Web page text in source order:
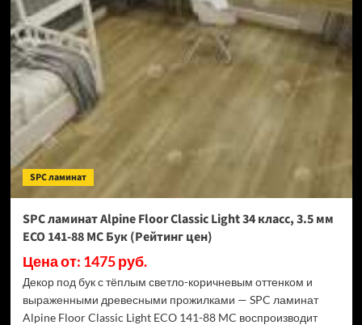
ламинат
Alpine
Floor
Classic
Light
34
класс,
3.5
мм
77
МС
Классический
(Рейтинг
цен)
SPC ламинат
SPC ламинат Alpine Floor Classic Light 34 класс, 3.5 мм
ECO 141-88 МС Бук (Рейтинг цен)
Цена от: 1475 руб.
Декор под бук с тёплым светло-коричневым оттенком и
выраженными древесными прожилками — SPC ламинат
Alpine Floor Classic Light ECO 141-88 MC воспроизводит